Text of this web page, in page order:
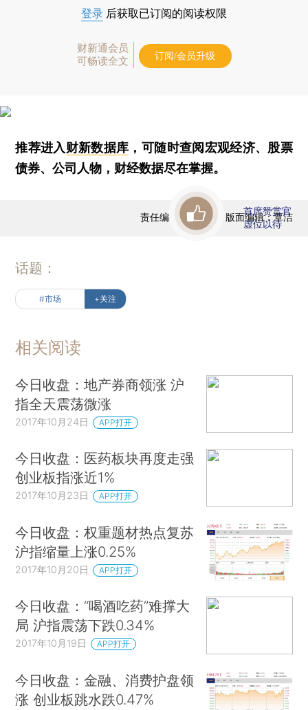
登录 后获取已订阅的阅读权限
财新通会员
可畅读全文
订阅/会员升级
推荐进入财新数据库 ，可随时查阅宏观经济、股票
债券、公司人物，财经数据尽在掌握。
责任编辑：曹文姣 | 版面编辑：覃洁
首席赞赏官
虚位以待
话题：
#市场 +关注
相关阅读
今日收盘：地产券商领涨 沪
指全天震荡微涨
2017年10月24日 APP打开
今日收盘：医药板块再度走强
创业板指涨近1%
2017年10月23日 APP打开
今日收盘：权重题材热点复苏
沪指缩量上涨0.25%
2017年10月20日 APP打开
今日收盘：“喝酒吃药”难撑大
局 沪指震荡下跌0.34%
2017年10月19日 APP打开
今日收盘：金融、消费护盘领
涨 创业板跳水跌0.47%